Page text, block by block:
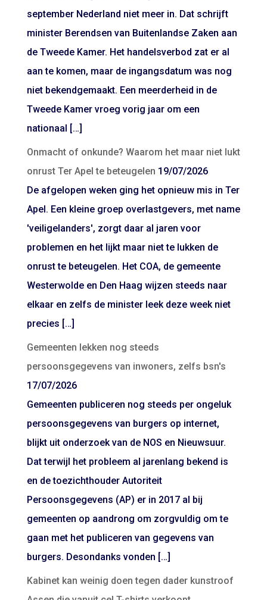
september Nederland niet meer in. Dat schrijft
minister Berendsen van Buitenlandse Zaken aan
de Tweede Kamer. Het handelsverbod zat er al
aan te komen, maar de ingangsdatum was nog
niet bekendgemaakt. Een meerderheid in de
Tweede Kamer vroeg vorig jaar om een
nationaal […]
Onmacht of onkunde? Waarom het maar niet lukt
onrust Ter Apel te beteugelen 19/07/2026
De afgelopen weken ging het opnieuw mis in Ter
Apel. Een kleine groep overlastgevers, met name
'veiligelanders', zorgt daar al jaren voor
problemen en het lijkt maar niet te lukken de
onrust te beteugelen. Het COA, de gemeente
Westerwolde en Den Haag wijzen steeds naar
elkaar en zelfs de minister leek deze week niet
precies […]
Gemeenten lekken nog steeds
persoonsgegevens van inwoners, zelfs bsn's
17/07/2026
Gemeenten publiceren nog steeds per ongeluk
persoonsgegevens van burgers op internet,
blijkt uit onderzoek van de NOS en Nieuwsuur.
Dat terwijl het probleem al jarenlang bekend is
en de toezichthouder Autoriteit
Persoonsgegevens (AP) er in 2017 al bij
gemeenten op aandrong om zorgvuldig om te
gaan met het publiceren van gegevens van
burgers. Desondanks vonden […]
Kabinet kan weinig doen tegen dader kunstroof